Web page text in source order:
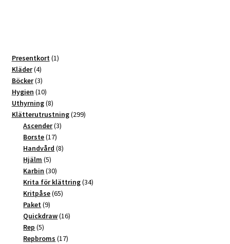
Presentkort 11
Kläder 44
produkter
Böcker 33
produkter
Hygien 1010
produkter
Uthyrning 88
produkter
Klätterutrustning 299299
Ascender 33
Borste 1717
produkter
Handvård 88
Hjälm 55
produkter
Karbin 3030
produkter
Krita för klättring 3434
Kritpåse 6565
Paket 99
produkter
Quickdraw 1616
Rep 55
produkter
Repbroms 1717